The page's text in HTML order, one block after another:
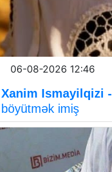
06-08-2026 12:46
Xanim Ismayilqizi -
böyütmək imiş